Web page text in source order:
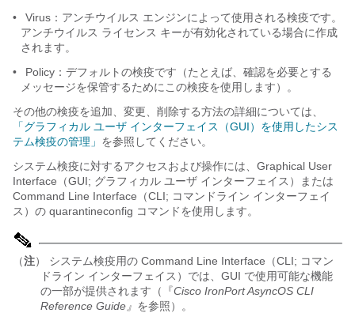
•
Virus：アンチウイルス エンジンによって使用される検疫です。
アンチウイルス ライセンス キーが有効化されている場合に作成
されます。
•
Policy：デフォルトの検疫です（たとえば、確認を必要とする
メッセージを保管するためにこの検疫を使用します）。
その他の検疫を追加、変更、削除する方法の詳細については、
「グラフィカル ユーザ インターフェイス（GUI）を使用したシス
テム検疫の管理」 を参照してください。
システム検疫に対するアクセスおよび操作には、Graphical User
Interface（GUI; グラフィカル ユーザ インターフェイス）または
Command Line Interface（CLI; コマンドライン インターフェイ
ス）の quarantineconfig コマンドを使用します。
（注） システム検疫用の Command Line Interface（CLI; コマン
ドライン インターフェイス）では、GUI で使用可能な機能
の一部が提供されます（『Cisco IronPort AsyncOS CLI
Reference Guide 』 を参照）。